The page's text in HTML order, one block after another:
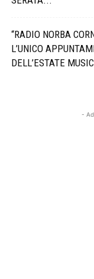
“RADIO NORBA
L’UNICO
DELL’ESTATE
-